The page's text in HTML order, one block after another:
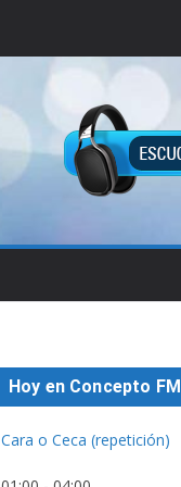
Hoy en Concepto FM
Cara o Ceca (repetición)